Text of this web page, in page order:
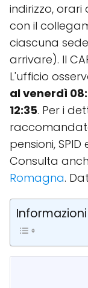
indirizzo, orari
con il
ciascuna
arrivare). Il
L'ufficio
al venerdì
12:35. Per i
pensioni,
Consulta
Romagna.